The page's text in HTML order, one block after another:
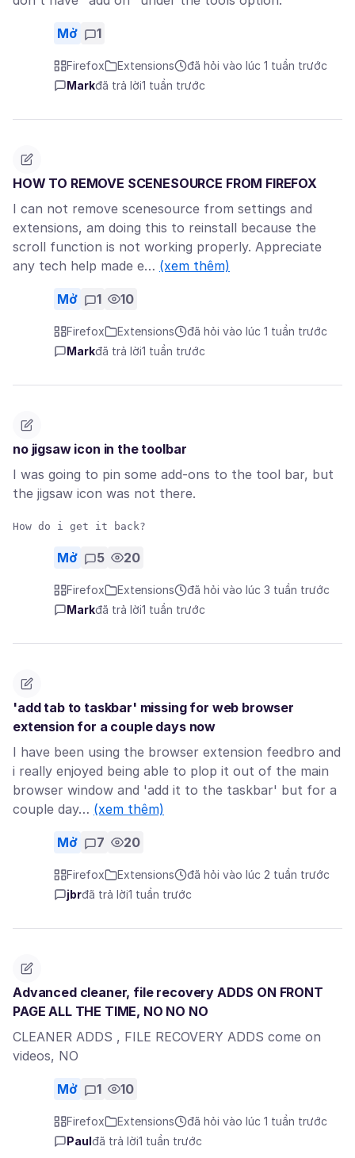
Mở 1
Firefox Extensions
đã hỏi vào lúc 1 tuần trước
Markđã trả lời1 tuần trước
HOW TO REMOVE SCENESOURCE FROM FIREFOX
I can not remove scenesource from settings and
extensions, am doing this to reinstall because the
scroll function is not working properly. Appreciate
any tech help made e… (xem thêm)
Mở 1 10
Firefox Extensions
đã hỏi vào lúc 1 tuần trước
Markđã trả lời1 tuần trước
no jigsaw icon in the toolbar
I was going to pin some add-ons to the tool bar, but
the jigsaw icon was not there.
Mở 5 20
Firefox Extensions
đã hỏi vào lúc 3 tuần trước
Markđã trả lời1 tuần trước
'add tab to taskbar' missing for web browser
extension for a couple days now
I have been using the browser extension feedbro and
i really enjoyed being able to plop it out of the main
browser window and 'add it to the taskbar' but for a
couple day… (xem thêm)
Mở 7 20
Firefox Extensions
đã hỏi vào lúc 2 tuần trước
jbrđã trả lời1 tuần trước
Advanced cleaner, file recovery ADDS ON FRONT
PAGE ALL THE TIME, NO NO NO
CLEANER ADDS , FILE RECOVERY ADDS come on
videos, NO
Mở 1 10
Firefox Extensions
đã hỏi vào lúc 1 tuần trước
Paul đã trả lời1 tuần trước